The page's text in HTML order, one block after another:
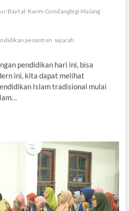
Bayt al-Karim Gondanglegi Malang
pesantren sejarah
pendidikan hari ini, bisa
ini, kita dapat melihat
Islam tradisional mulai